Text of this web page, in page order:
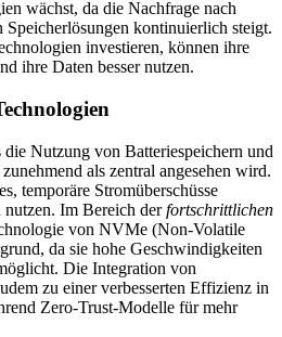
wächst, da die Nachfrage nach
Speicherlösungen kontinuierlich steigt.
investieren, können ihre
ihre Daten besser nutzen.
Nutzung von Batteriespeichern und
als zentral angesehen wird.
temporäre Stromüberschüsse
Im Bereich derfortschrittlichen
von NVMe (Non-Volatile
da sie hohe Geschwindigkeiten
Die Integration von
zu einer verbesserten Effizienz in
Zero-Trust-Modelle für mehr